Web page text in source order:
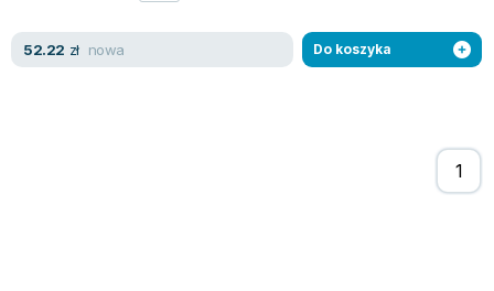
Zygmunt Freud
52.22 zł nowa Do koszyka